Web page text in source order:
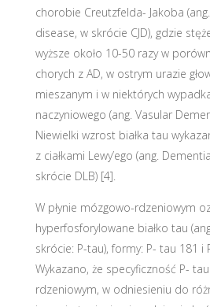
chorobie Creutzfelda- Jakoba
disease, w skrócie CJD), gdzie
wyższe około 10-50 razy w
chorych z AD, w ostrym urazie
mieszanym i w niektórych
naczyniowego (ang. Vasular
Niewielki wzrost białka tau
z ciałkami Lewy’ego (ang.
skrócie DLB) [4].
W płynie mózgowo-rdzeniowym
hyperfosforylowane białko tau
skrócie: P-tau), formy: P- tau 181 i
Wykazano, że specyficzność P-
rdzeniowym, w odniesieniu do